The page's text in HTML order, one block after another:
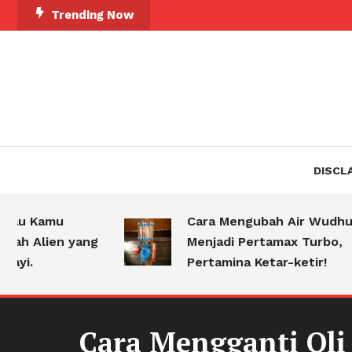
To
Trending Now
Alien yang
Cara Mengubah Air Wudhu
Menjadi Pertamax Turbo,
Pertamina Ketar-ketir!
Cara Mengganti